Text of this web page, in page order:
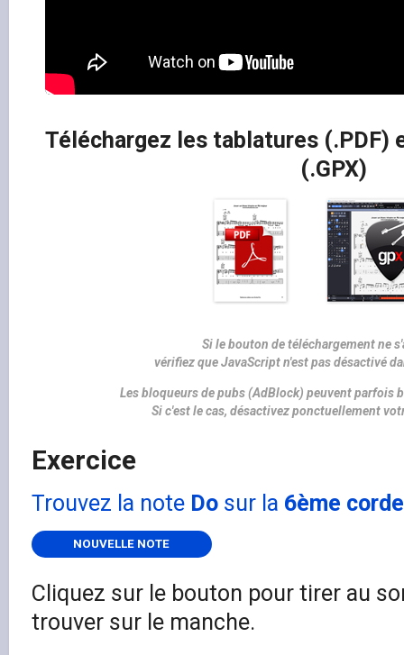
Téléchargez les tablatures
(.GPX)
Si le bouton de téléchargement ne
vérifiez que JavaScript n'est pas désactivé
Les bloqueurs de pubs (AdBlock) peuvent parfois
Si c'est le cas, désactivez ponctuellement
Exercice
Trouvez la note Do sur la 6ème corde
NOUVELLE NOTE
Cliquez sur le bouton pour tirer au
trouver sur le manche.